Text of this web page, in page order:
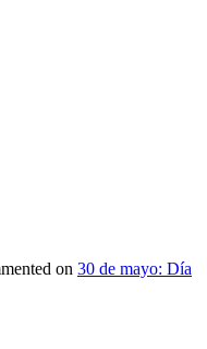
on 30 de mayo: Día